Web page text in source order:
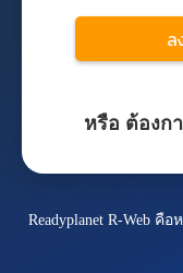
หรือ ต้องก
Readyplanet R-Web คื